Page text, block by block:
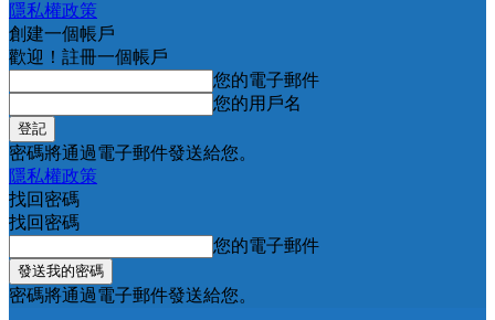
隱私權政策
創建一個帳戶
歡迎！註冊一個帳戶
您的電子郵件
您的用戶名
密碼將通過電子郵件發送給您。
隱私權政策
找回密碼
找回密碼
您的電子郵件
密碼將通過電子郵件發送給您。